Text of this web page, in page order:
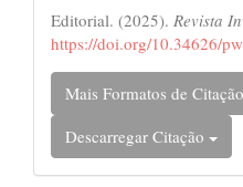
Editorial. (2025). Revista
https://doi.org/10.34626/
Mais Formatos de Citação
Descarregar Citação